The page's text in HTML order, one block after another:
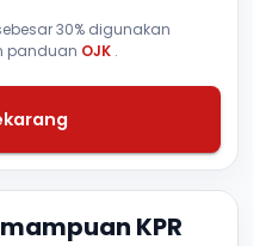
30% digunakan
panduan OJK .
KPR